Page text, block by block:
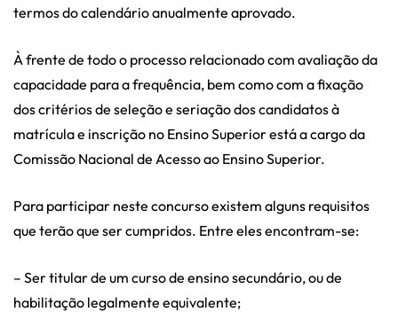
termos do calendário anualmente aprovado.
À frente de todo o processo relacionado com avaliação da
capacidade para a frequência, bem como com a fixação
dos critérios de seleção e seriação dos candidatos à
matrícula e inscrição no Ensino Superior está a cargo da
Comissão Nacional de Acesso ao Ensino Superior.
Para participar neste concurso existem alguns requisitos
que terão que ser cumpridos. Entre eles encontram-se:
– Ser titular de um curso de ensino secundário, ou de
habilitação legalmente equivalente;